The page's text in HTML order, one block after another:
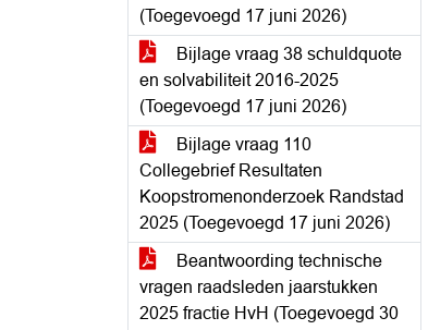
(Toegevoegd 17 juni 2026)
Bijlage vraag 38 schuldquote
en solvabiliteit 2016-2025
(Toegevoegd 17 juni 2026)
Bijlage vraag 110
Collegebrief Resultaten
Koopstromenonderzoek Randstad
2025 (Toegevoegd 17 juni 2026)
Beantwoording technische
vragen raadsleden jaarstukken
2025 fractie HvH (Toegevoegd 30